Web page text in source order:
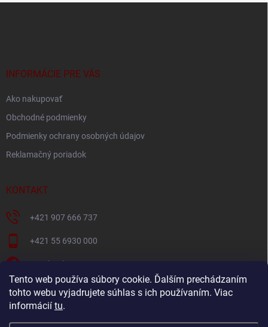
Tento web používa súbory cookie. Ďalším prechádzaním
tohto webu vyjadrujete súhlas s ich používaním. Viac
informácií tu.
INFORMÁCIE PRE VÁS
Ako nakupovať
Obchodné podmienky
Podmienky ochrany osobných údajov
Reklamačný poriadok
KONTAKT
+421 907 666 737
+421 55 6930 000
Facebook
+421907666737
Navštívte náš YouTube kanál